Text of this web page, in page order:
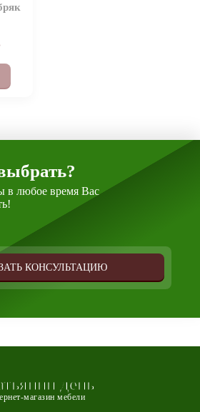
в любое время Вас
КОНСУЛЬТАЦИЮ
день
магазин мебели